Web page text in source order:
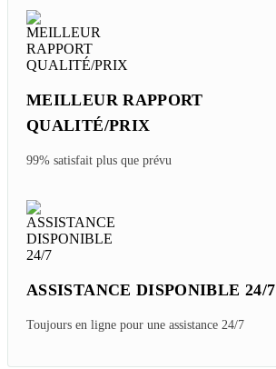
MEILLEUR RAPPORT
QUALITÉ/PRIX
99% satisfait plus que prévu
ASSISTANCE DISPONIBLE 24/7
Toujours en ligne pour une assistance 24/7